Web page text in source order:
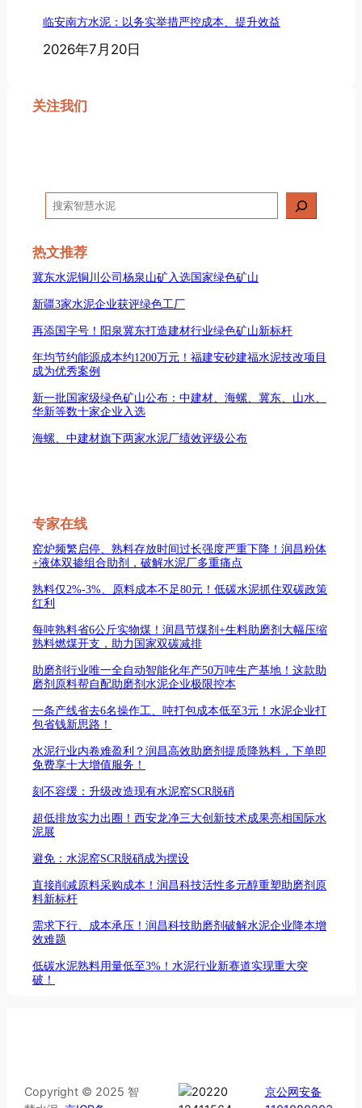
临安南方水泥：以务实举措严控成本、提升效益
2026年7月20日
关注我们
搜
索
热文推荐
冀东水泥铜川公司杨泉山矿入选国家绿色矿山
新疆3家水泥企业获评绿色工厂
再添国字号！阳泉冀东打造建材行业绿色矿山新标杆
年均节约能源成本约1200万元！福建安砂建福水泥技改项目
成为优秀案例
新一批国家级绿色矿山公布：中建材、海螺、冀东、山水、
华新等数十家企业入选
海螺、中建材旗下两家水泥厂绩效评级公布
专家在线
窑炉频繁启停、熟料存放时间过长强度严重下降！润昌粉体
+液体双掺组合助剂，破解水泥厂多重痛点
熟料仅2%-3%、原料成本不足80元！低碳水泥抓住双碳政策
红利
每吨熟料省6公斤实物煤！润昌节煤剂+生料助磨剂大幅压缩
熟料燃煤开支，助力国家双碳减排
助磨剂行业唯一全自动智能化年产50万吨生产基地！这款助
磨剂原料帮自配助磨剂水泥企业极限控本
一条产线省去6名操作工、吨打包成本低至3元！水泥企业打
包省钱新思路！
水泥行业内卷难盈利？润昌高效助磨剂提质降熟料，下单即
免费享十大增值服务！
刻不容缓：升级改造现有水泥窑SCR脱硝
超低排放实力出圈！西安龙净三大创新技术成果亮相国际水
泥展
避免：水泥窑SCR脱硝成为摆设
直接削减原料采购成本！润昌科技活性多元醇重塑助磨剂原
料新标杆
需求下行、成本承压！润昌科技助磨剂破解水泥企业降本增
效难题
低碳水泥熟料用量低至3%！水泥行业新赛道实现重大突
破！
Copyright © 2025 智
京公网安备